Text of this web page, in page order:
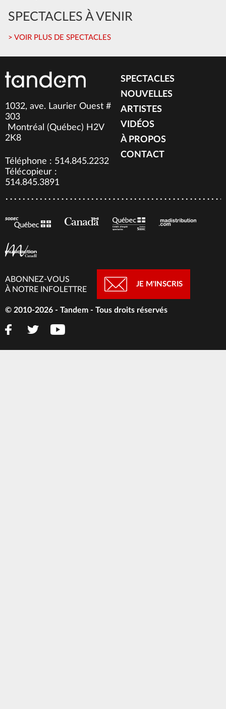
SPECTACLES À VENIR
> VOIR PLUS DE SPECTACLES
1032, ave. Laurier Ouest #
303
Montréal (Québec) H2V
2K8
Téléphone : 514.845.2232
Télécopieur :
514.845.3891
SPECTACLES
NOUVELLES
ARTISTES
VIDÉOS
À PROPOS
CONTACT
ABONNEZ-VOUS
À NOTRE INFOLETTRE
JE M'INSCRIS
© 2010-2026 - Tandem - Tous droits réservés